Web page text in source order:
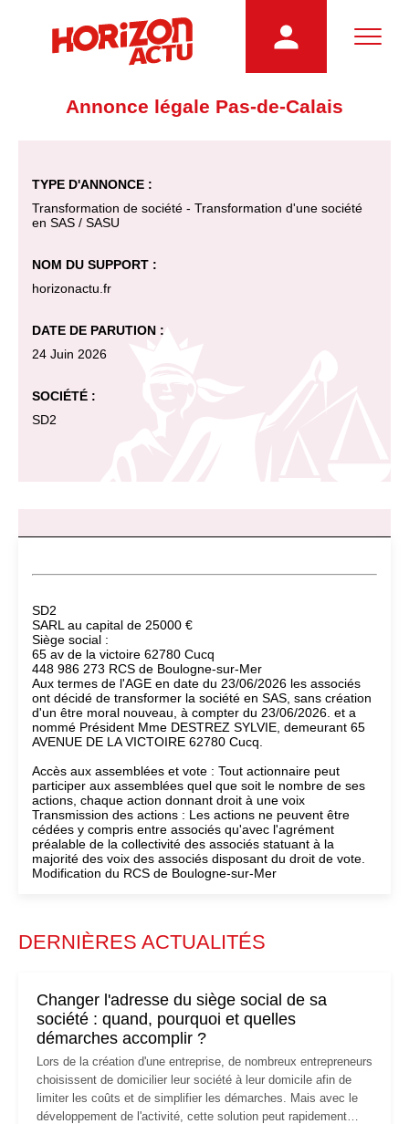
Annonce légale Pas-de-Calais
TYPE D'ANNONCE :
Transformation de société - Transformation d'une société
en SAS / SASU
NOM DU SUPPORT :
horizonactu.fr
DATE DE PARUTION :
24 Juin 2026
SOCIÉTÉ :
SD2
SD2
SARL au capital de 25000 €
Siège social :
65 av de la victoire 62780 Cucq
448 986 273 RCS de Boulogne-sur-Mer
Aux termes de l'AGE en date du 23/06/2026 les associés
ont décidé de transformer la société en SAS, sans création
d'un être moral nouveau, à compter du 23/06/2026. et a
nommé Président Mme DESTREZ SYLVIE, demeurant 65
AVENUE DE LA VICTOIRE 62780 Cucq.
Accès aux assemblées et vote : Tout actionnaire peut
participer aux assemblées quel que soit le nombre de ses
actions, chaque action donnant droit à une voix
Transmission des actions : Les actions ne peuvent être
cédées y compris entre associés qu'avec l'agrément
préalable de la collectivité des associés statuant à la
majorité des voix des associés disposant du droit de vote.
Modification du RCS de Boulogne-sur-Mer
DERNIÈRES ACTUALITÉS
Changer l'adresse du siège social de sa
société : quand, pourquoi et quelles
démarches accomplir ?
Lors de la création d'une entreprise, de nombreux entrepreneurs
choisissent de domicilier leur société à leur domicile afin de
limiter les coûts et de simplifier les démarches. Mais avec le
développement de l'activité, cette solution peut rapidement